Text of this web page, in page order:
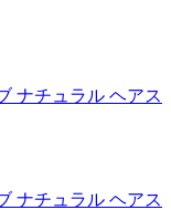
ナチュラル ヘアス
ナチュラル ヘアス